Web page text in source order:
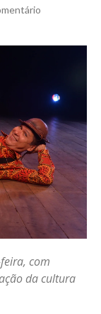
com
da cultura